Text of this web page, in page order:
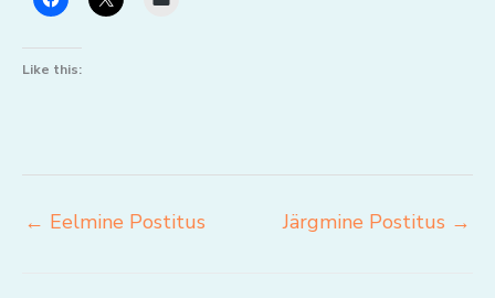
Like this:
← Eelmine Postitus Järgmine Postitus →